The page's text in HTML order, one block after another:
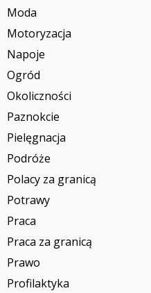
Moda
Motoryzacja
Napoje
Ogród
Okoliczności
Paznokcie
Pielęgnacja
Podróże
Polacy za granicą
Potrawy
Praca
Praca za granicą
Prawo
Profilaktyka